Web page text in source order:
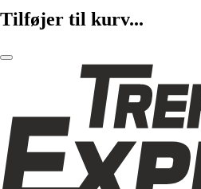
Tilføjer til kurv...